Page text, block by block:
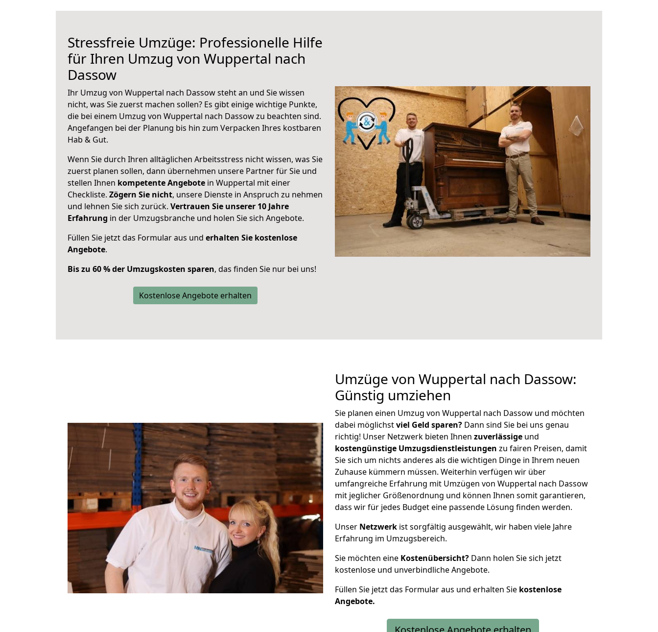
Stressfreie Umzüge: Professionelle Hilfe
für Ihren Umzug von Wuppertal nach
Dassow
Ihr Umzug von Wuppertal nach Dassow steht an und Sie wissen
nicht, was Sie zuerst machen sollen? Es gibt einige wichtige Punkte,
die bei einem Umzug von Wuppertal nach Dassow zu beachten sind.
Angefangen bei der Planung bis hin zum Verpacken Ihres kostbaren
Hab & Gut.
Wenn Sie durch Ihren alltäglichen Arbeitsstress nicht wissen, was Sie
zuerst planen sollen, dann übernehmen unsere Partner für Sie und
stellen Ihnen kompetente Angebote in Wuppertal mit einer
Checkliste. Zögern Sie nicht, unsere Dienste in Anspruch zu nehmen
und lehnen Sie sich zurück. Vertrauen Sie unserer 10 Jahre
Erfahrung in der Umzugsbranche und holen Sie sich Angebote.
Füllen Sie jetzt das Formular aus und erhalten Sie kostenlose
Angebote.
Bis zu 60 % der Umzugskosten sparen, das finden Sie nur bei uns!
Kostenlose Angebote erhalten
Umzüge von Wuppertal nach Dassow:
Günstig umziehen
Sie planen einen Umzug von Wuppertal nach Dassow und möchten
dabei möglichstviel Geld sparen? Dann sind Sie bei uns genau
richtig! Unser Netzwerk bieten Ihnen zuverlässige und
kostengünstige Umzugsdienstleistungen zu fairen Preisen, damit
Sie sich um nichts anderes als die wichtigen Dinge in Ihrem neuen
Zuhause kümmern müssen. Weiterhin verfügen wir über
umfangreiche Erfahrung mit Umzügen von Wuppertal nach Dassow
mit jeglicher Größenordnung und können Ihnen somit garantieren,
dass wir für jedes Budget eine passende Lösung finden werden.
Unser Netzwerk ist sorgfältig ausgewählt, wir haben viele Jahre
Erfahrung im Umzugsbereich.
Sie möchten eine Kostenübersicht? Dann holen Sie sich jetzt
kostenlose und unverbindliche Angebote.
Füllen Sie jetzt das Formular aus und erhalten Sie kostenlose
Angebote.